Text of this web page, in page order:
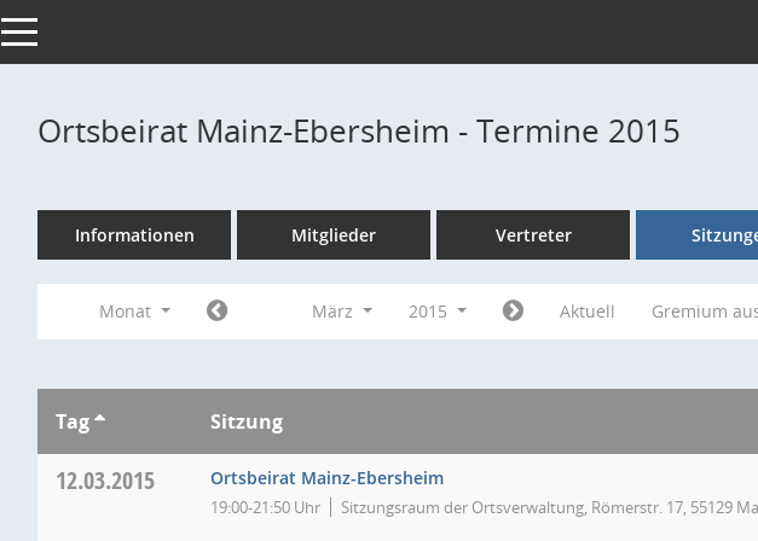
Toggle navigation
Ortsbeirat Mainz-Ebersheim - Termine 2015
Informationen Mitglieder Vertreter
Monat März 2015 Aktuell Gremium
Tag Sitzung
12.03.2015 Ortsbeirat Mainz-Ebersheim
19:00-21:50 Uhr Sitzungsraum der Ortsverwaltung, Römerstr. 17, 55129